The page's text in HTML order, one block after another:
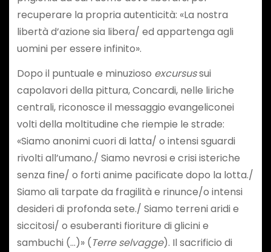
recuperare la propria autenticità: «La nostra
libertà d’azione sia libera/ ed appartenga agli
uomini per essere infinito».
Dopo il puntuale e minuzioso excursussui
capolavori della pittura, Concardi, nelle liriche
centrali, riconosce il messaggio evangeliconei
volti della moltitudine che riempie le strade:
«Siamo anonimi cuori di latta/ o intensi sguardi
rivolti all’umano./ Siamo nevrosi e crisi isteriche
senza fine/ o forti anime pacificate dopo la lotta./
Siamo ali tarpate da fragilità e rinunce/o intensi
desideri di profonda sete./ Siamo terreni aridi e
siccitosi/ o esuberanti fioriture di glicini e
sambuchi (…)» (Terre selvagge). Il sacrificio di